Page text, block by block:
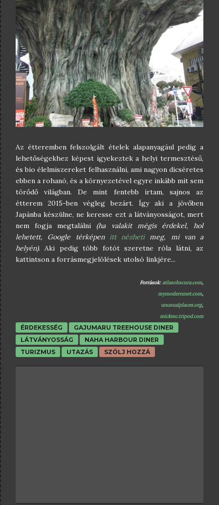
Az étteremben felszolgált ételek alapanyagául pedig a
lehetőségekhez képest igyekeztek a helyi termesztésű,
és bio élelmiszereket felhasználni, ami nagyon dicséretes
ebben a rohanó, és a környezetével egyre inkább mit sem
törődő világban. De mint fentebb írtam, sajnos az
étterem 2015-ben végleg bezárt. Így aki a jövőben
Japánba készülne, ne keresse ezt a látványosságot, mert
nem fogja megtalálni (ha valakit mégis érdekel, hol
lehetett, Google térképen itt nézhetimeg, mi van a
helyén). Aki pedig több fotót szeretne róla látni, az
kattintson a forrásmegjelölések utolsó linkjére...
Források:atlasobscura.com,
mymodernmet.com,
unusualplaces.org,
mickmc.tripod.com
ÉRDEKESSÉG
GAJUMARU TREEHOUSE DINER
LÁTVÁNYOSSÁG
NAHA HARBOUR DINER
TURIZMUS
UTAZÁS SZÓLJ HOZZÁ